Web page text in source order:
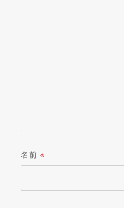
名前※